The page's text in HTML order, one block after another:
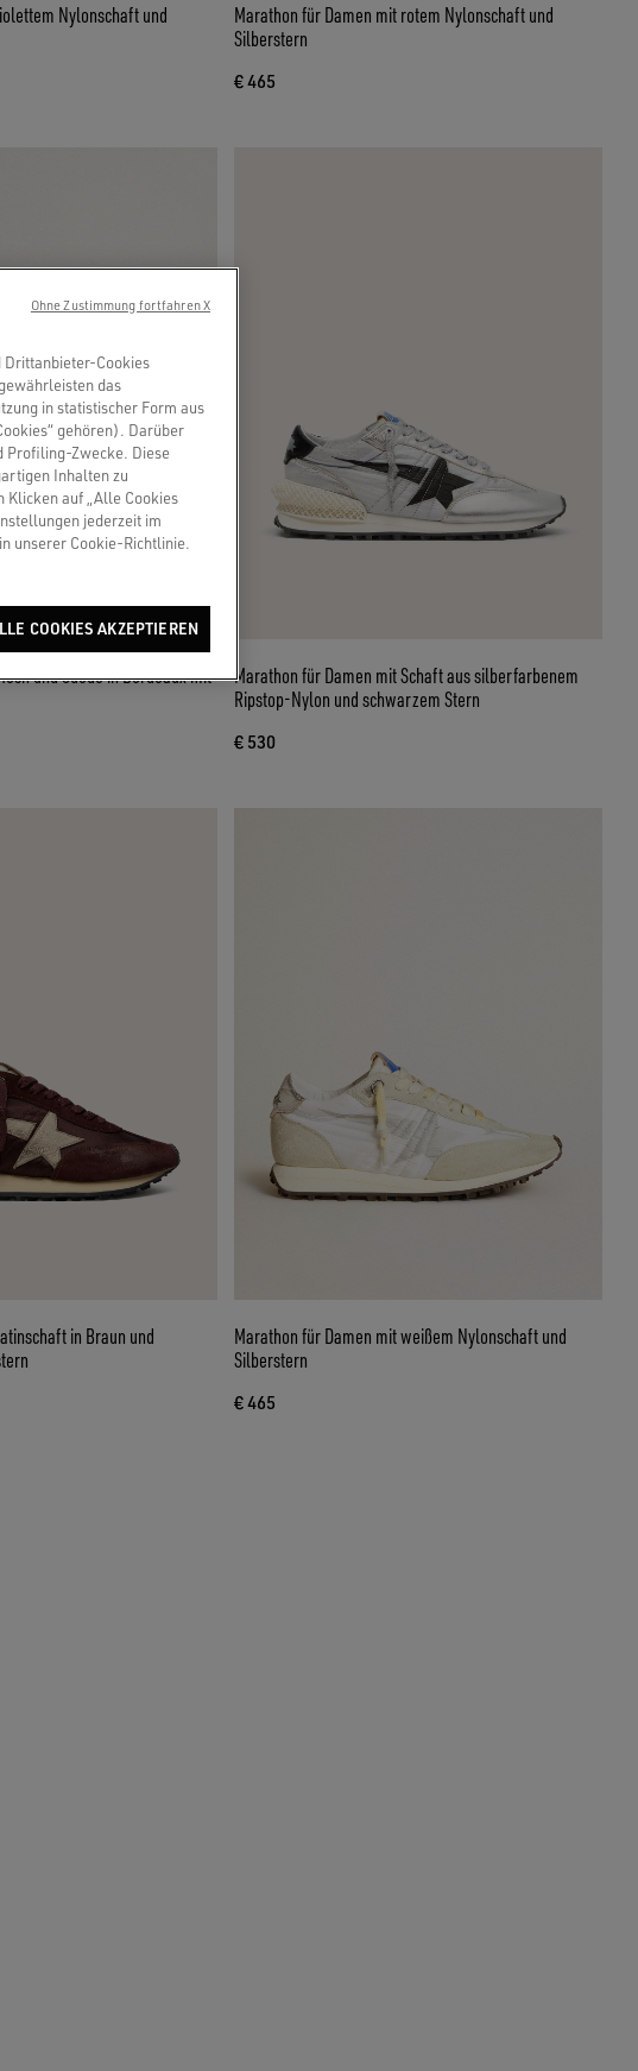
Nylonschaft und
Marathon für Damen mit rotem Nylonschaft und
Silberstern
€ 465
und Suede in Bordeaux mit
Marathon für Damen mit Schaft aus silberfarbenem
Ripstop-Nylon und schwarzem Stern
€ 530
in Braun und
Marathon für Damen mit weißem Nylonschaft und
Silberstern
€ 465
Drittanbieter-Cookies
das
in statistischer Form aus
gehören). Darüber
Profiling-Zwecke. Diese
Inhalten zu
Klicken auf „Alle Cookies
jederzeit im
unserer Cookie-Richtlinie.
COOKIES AKZEPTIEREN
Ohne Zustimmung fortfahren X